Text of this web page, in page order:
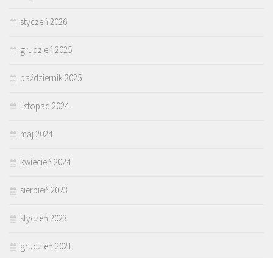
styczeń 2026
grudzień 2025
październik 2025
listopad 2024
maj 2024
kwiecień 2024
sierpień 2023
styczeń 2023
grudzień 2021